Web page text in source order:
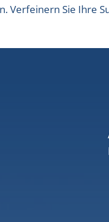
Verfeinern Sie Ihre